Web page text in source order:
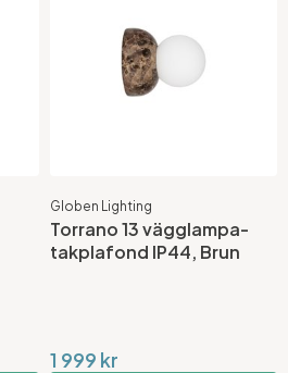
Globen Lighting
Torrano 13 vägglampa-
takplafond IP44, Brun
1 999 kr